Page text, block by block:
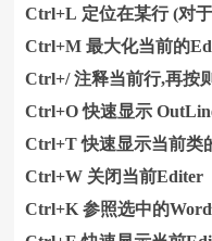
Ctrl+L 定位在某行 (对
Ctrl+M 最大化当前的
Ctrl+/ 注释当前行,再按
Ctrl+O 快速显示
Ctrl+T 快速显示当前类
Ctrl+W 关闭当前Editer
Ctrl+K 参照选中的